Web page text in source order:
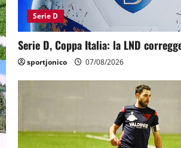
Serie D
Serie D, Coppa Italia: la LND
sportjonico 07/08/2026